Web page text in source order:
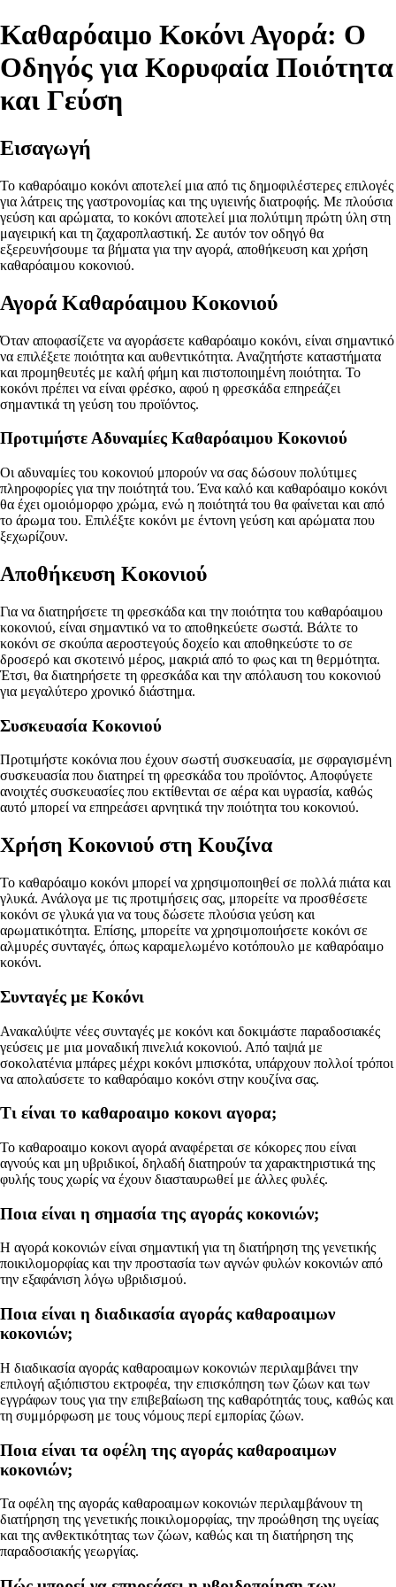
Καθαρόαιμο Κοκόνι Αγορά: Ο
Οδηγός για Κορυφαία Ποιότητα
και Γεύση
Εισαγωγή
Το καθαρόαιμο κοκόνι αποτελεί μια από τις δημοφιλέστερες επιλογές
για λάτρεις της γαστρονομίας και της υγιεινής διατροφής. Με πλούσια
γεύση και αρώματα, το κοκόνι αποτελεί μια πολύτιμη πρώτη ύλη στη
μαγειρική και τη ζαχαροπλαστική. Σε αυτόν τον οδηγό θα
εξερευνήσουμε τα βήματα για την αγορά, αποθήκευση και χρήση
καθαρόαιμου κοκονιού.
Αγορά Καθαρόαιμου Κοκονιού
Όταν αποφασίζετε να αγοράσετε καθαρόαιμο κοκόνι, είναι σημαντικό
να επιλέξετε ποιότητα και αυθεντικότητα. Αναζητήστε καταστήματα
και προμηθευτές με καλή φήμη και πιστοποιημένη ποιότητα. Το
κοκόνι πρέπει να είναι φρέσκο, αφού η φρεσκάδα επηρεάζει
σημαντικά τη γεύση του προϊόντος.
Προτιμήστε Αδυναμίες Καθαρόαιμου Κοκονιού
Οι αδυναμίες του κοκονιού μπορούν να σας δώσουν πολύτιμες
πληροφορίες για την ποιότητά του. Ένα καλό και καθαρόαιμο κοκόνι
θα έχει ομοιόμορφο χρώμα, ενώ η ποιότητά του θα φαίνεται και από
το άρωμα του. Επιλέξτε κοκόνι με έντονη γεύση και αρώματα που
ξεχωρίζουν.
Αποθήκευση Κοκονιού
Για να διατηρήσετε τη φρεσκάδα και την ποιότητα του καθαρόαιμου
κοκονιού, είναι σημαντικό να το αποθηκεύετε σωστά. Βάλτε το
κοκόνι σε σκούπα αεροστεγούς δοχείο και αποθηκεύστε το σε
δροσερό και σκοτεινό μέρος, μακριά από το φως και τη θερμότητα.
Έτσι, θα διατηρήσετε τη φρεσκάδα και την απόλαυση του κοκονιού
για μεγαλύτερο χρονικό διάστημα.
Συσκευασία Κοκονιού
Προτιμήστε κοκόνια που έχουν σωστή συσκευασία, με σφραγισμένη
συσκευασία που διατηρεί τη φρεσκάδα του προϊόντος. Αποφύγετε
ανοιχτές συσκευασίες που εκτίθενται σε αέρα και υγρασία, καθώς
αυτό μπορεί να επηρεάσει αρνητικά την ποιότητα του κοκονιού.
Χρήση Κοκονιού στη Κουζίνα
Το καθαρόαιμο κοκόνι μπορεί να χρησιμοποιηθεί σε πολλά πιάτα και
γλυκά. Ανάλογα με τις προτιμήσεις σας, μπορείτε να προσθέσετε
κοκόνι σε γλυκά για να τους δώσετε πλούσια γεύση και
αρωματικότητα. Επίσης, μπορείτε να χρησιμοποιήσετε κοκόνι σε
αλμυρές συνταγές, όπως καραμελωμένο κοτόπουλο με καθαρόαιμο
κοκόνι.
Συνταγές με Κοκόνι
Ανακαλύψτε νέες συνταγές με κοκόνι και δοκιμάστε παραδοσιακές
γεύσεις με μια μοναδική πινελιά κοκονιού. Από ταψιά με
σοκολατένια μπάρες μέχρι κοκόνι μπισκότα, υπάρχουν πολλοί τρόποι
να απολαύσετε το καθαρόαιμο κοκόνι στην κουζίνα σας.
Τι είναι το καθαροαιμο κοκονι αγορα;
Το καθαροαιμο κοκονι αγορά αναφέρεται σε κόκορες που είναι
αγνούς και μη υβριδικοί, δηλαδή διατηρούν τα χαρακτηριστικά της
φυλής τους χωρίς να έχουν διασταυρωθεί με άλλες φυλές.
Ποια είναι η σημασία της αγοράς κοκονιών;
Η αγορά κοκονιών είναι σημαντική για τη διατήρηση της γενετικής
ποικιλομορφίας και την προστασία των αγνών φυλών κοκονιών από
την εξαφάνιση λόγω υβριδισμού.
Ποια είναι η διαδικασία αγοράς καθαροαιμων
κοκονιών;
Η διαδικασία αγοράς καθαροαιμων κοκονιών περιλαμβάνει την
επιλογή αξιόπιστου εκτροφέα, την επισκόπηση των ζώων και των
εγγράφων τους για την επιβεβαίωση της καθαρότητάς τους, καθώς και
τη συμμόρφωση με τους νόμους περί εμπορίας ζώων.
Ποια είναι τα οφέλη της αγοράς καθαροαιμων
κοκονιών;
Τα οφέλη της αγοράς καθαροαιμων κοκονιών περιλαμβάνουν τη
διατήρηση της γενετικής ποικιλομορφίας, την προώθηση της υγείας
και της ανθεκτικότητας των ζώων, καθώς και τη διατήρηση της
παραδοσιακής γεωργίας.